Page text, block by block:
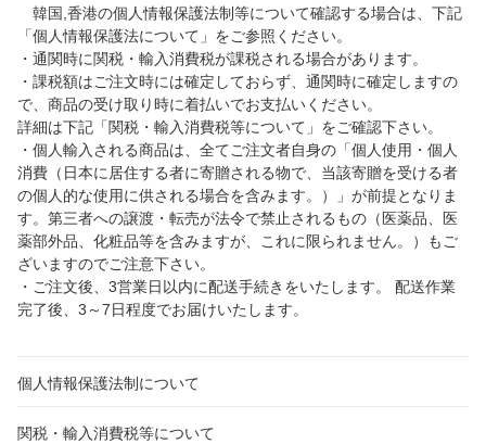
韓国,香港の個人情報保護法制等について確認する場合は、下記
「個人情報保護法について」をご参照ください。
・通関時に関税・輸入消費税が課税される場合があります。
・課税額はご注文時には確定しておらず、通関時に確定しますの
で、商品の受け取り時に着払いでお支払いください。
詳細は下記「関税・輸入消費税等について」をご確認下さい。
・個人輸入される商品は、全てご注文者自身の「個人使用・個人
消費（日本に居住する者に寄贈される物で、当該寄贈を受ける者
の個人的な使用に供される場合を含みます。）」が前提となりま
す。第三者への譲渡・転売が法令で禁止されるもの（医薬品、医
薬部外品、化粧品等を含みますが、これに限られません。）もご
ざいますのでご注意下さい。
・ご注文後、3営業日以内に配送手続きをいたします。 配送作業
完了後、3～7日程度でお届けいたします。
個人情報保護法制について
関税・輸入消費税等について